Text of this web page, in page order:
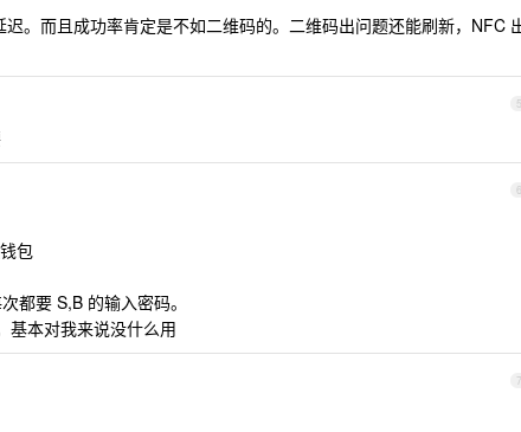
。而且成功率肯定是不如二维码的。二维码出问题还能刷新，NFC
5
6
包
都要 S,B 的输入密码。
基本对我来说没什么用
7